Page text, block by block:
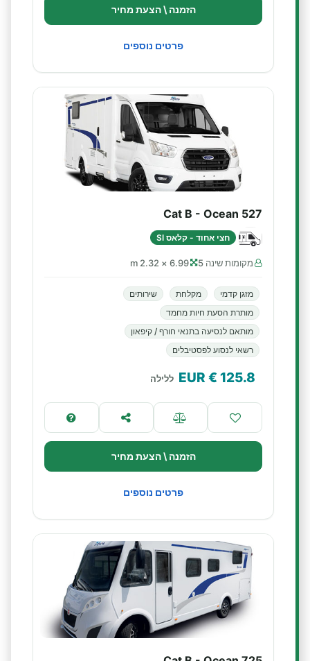
הזמנה \ הצעת מחיר
פרטים נוספים
Cat B - Ocean 527
חצי אחוד - קלאס SI
מקומות שינה 5 6.99 × 2.32 m
מזגן קדמי מקלחת
שירותים
מותרת הסעת חיות מחמד
מותאם לנסיעה בתנאי חורף / קיפאון
רשאי לנסוע לפסטיבלים
125.8
€ EUR ללילה
הזמנה \ הצעת מחיר
פרטים נוספים